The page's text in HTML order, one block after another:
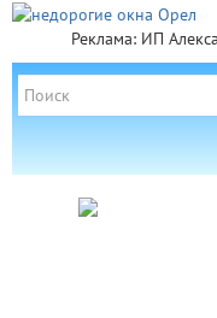
Реклама: ИП